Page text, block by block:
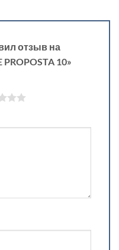
отзыв на
10»